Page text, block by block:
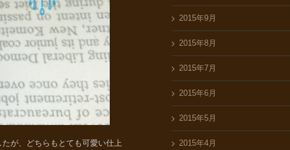
が、どちらもとても可愛い仕上
2015年9月
2015年8月
2015年7月
2015年6月
2015年5月
2015年4月